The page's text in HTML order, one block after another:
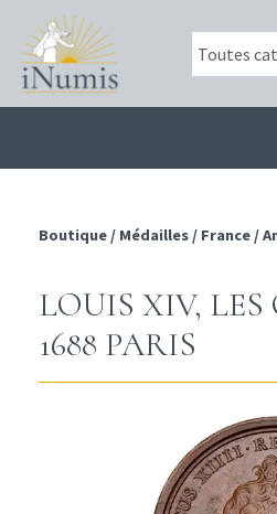
Boutique / Médailles / France /
LOUIS XIV,
1688 PARIS